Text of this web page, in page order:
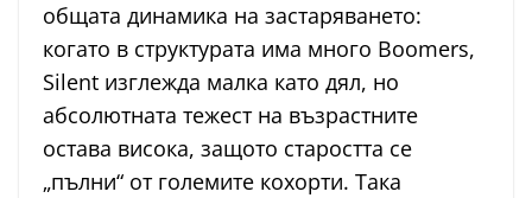
общата динамика на застаряването:
когато в структурата има много Boomers,
Silent изглежда малка като дял, но
абсолютната тежест на възрастните
остава висока, защото старостта се
„пълни“ от големите кохорти. Така